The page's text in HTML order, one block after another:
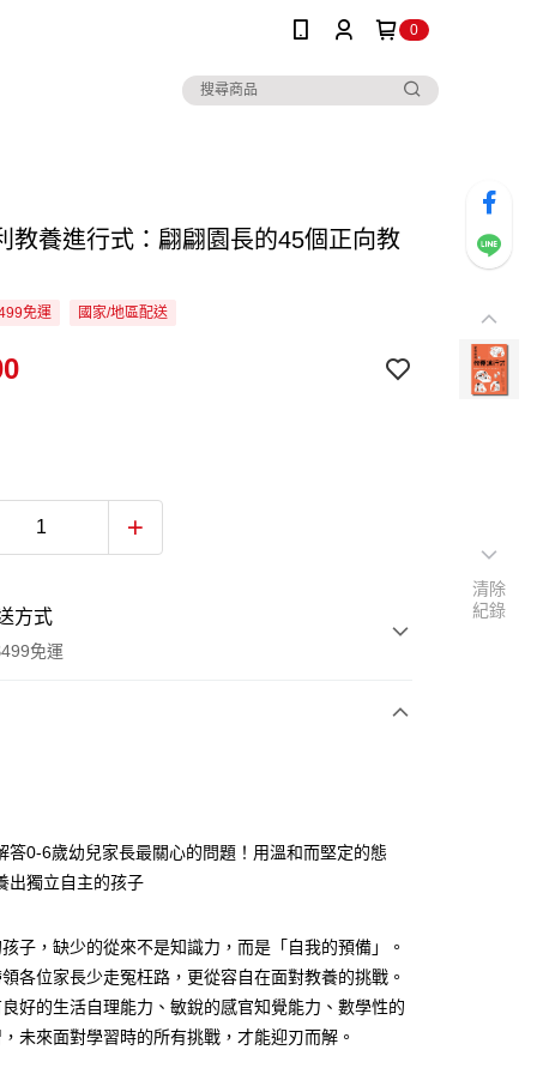
0
教養進行式：翩翩園長的45個正向教
免運 國家/地區配送
方式
免運
款
答0-6歲幼兒家長最關心的問題！用溫和而堅定的態
出獨立自主的孩子
子，缺少的從來不是知識力，而是「自我的預備」。
各位家長少走冤枉路，更從容自在面對教養的挑戰。
好的生活自理能力、敏銳的感官知覺能力、數學性的
未來面對學習時的所有挑戰，才能迎刃而解。
清除
紀錄